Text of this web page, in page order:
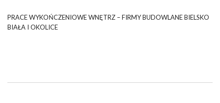
PRACE WYKOŃCZENIOWE WNĘTRZ – FIRMY BUDOWLANE BIELSKO
BIAŁA I OKOLICE